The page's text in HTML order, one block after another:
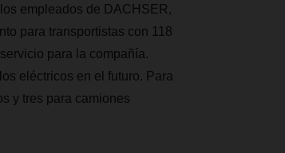
empleados de DACHSER,
para transportistas con 118
para la compañía.
eléctricos en el futuro. Para
y tres para camiones